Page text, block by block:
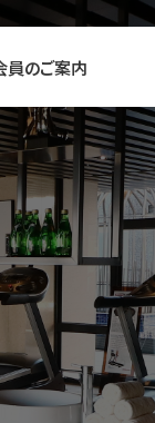
員のご案内